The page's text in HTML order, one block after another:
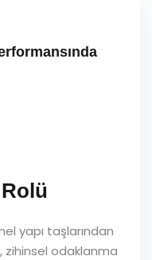
yapı taşlarından
zihinsel odaklanma